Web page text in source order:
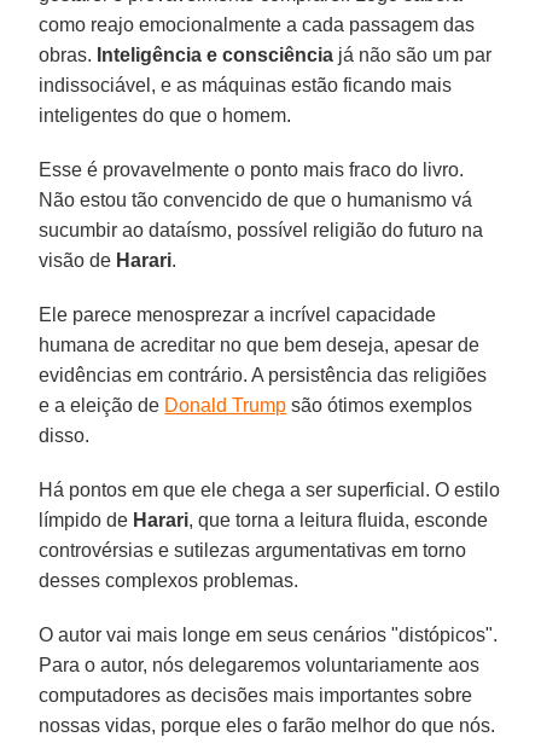
como reajo emocionalmente a cada passagem das
obras. Inteligência e consciência já não são um par
indissociável, e as máquinas estão ficando mais
inteligentes do que o homem.
Esse é provavelmente o ponto mais fraco do livro.
Não estou tão convencido de que o humanismo vá
sucumbir ao dataísmo, possível religião do futuro na
visão de Harari.
Ele parece menosprezar a incrível capacidade
humana de acreditar no que bem deseja, apesar de
evidências em contrário. A persistência das religiões
e a eleição de Donald Trump são ótimos exemplos
disso.
Há pontos em que ele chega a ser superficial. O estilo
límpido de Harari, que torna a leitura fluida, esconde
controvérsias e sutilezas argumentativas em torno
desses complexos problemas.
O autor vai mais longe em seus cenários "distópicos".
Para o autor, nós delegaremos voluntariamente aos
computadores as decisões mais importantes sobre
nossas vidas, porque eles o farão melhor do que nós.